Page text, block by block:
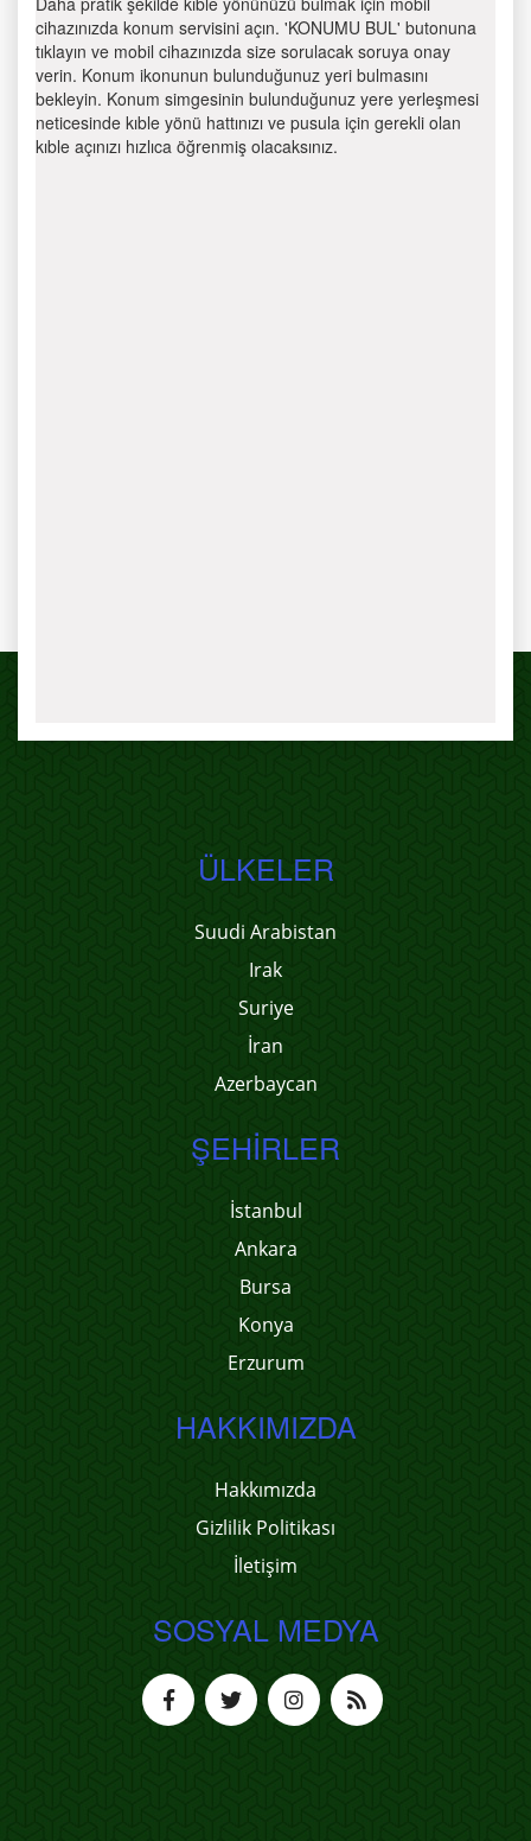
cihazınızda konum servisini açın. 'KONUMU BUL' butonuna
tıklayın ve mobil cihazınızda size sorulacak soruya onay
verin. Konum ikonunun bulunduğunuz yeri bulmasını
bekleyin. Konum simgesinin bulunduğunuz yere yerleşmesi
neticesinde kıble yönü hattınızı ve pusula için gerekli olan
kıble açınızı hızlıca öğrenmiş olacaksınız.
ÜLKELER
Suudi Arabistan
Irak
Suriye
İran
Azerbaycan
ŞEHIRLER
İstanbul
Ankara
Bursa
Konya
Erzurum
HAKKIMIZDA
Hakkımızda
Gizlilik Politikası
İletişim
SOSYAL MEDYA